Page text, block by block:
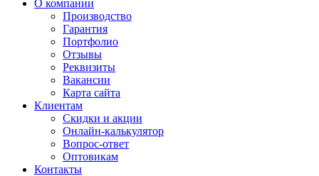
О компании
Производство
Гарантия
Портфолио
Отзывы
Реквизиты
Вакансии
Карта сайта
Клиентам
Скидки и акции
Онлайн-калькулятор
Вопрос-ответ
Оптовикам
Контакты